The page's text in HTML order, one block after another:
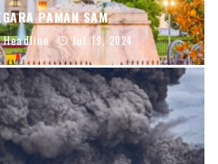
PAMAN SAM
Headline Jul 19, 2024